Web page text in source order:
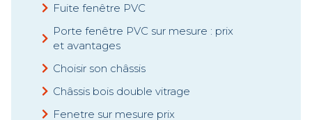
Fuite fenêtre PVC
Porte fenêtre PVC sur mesure : prix
et avantages
Choisir son châssis
Châssis bois double vitrage
Fenetre sur mesure prix